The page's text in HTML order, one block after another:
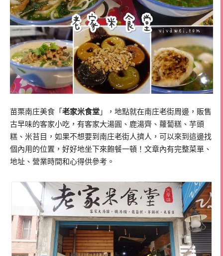
苗栗南庄美食「 老家米食堂 」，地點就在南庄老街周邊，販售
古早味的客家小吃，有客家大湯圓、鹿湯齊、蘿蔔糕、芋頭
糕、米苔目，如果不想要到南庄老街人擠人，可以來到這邊找
個內用的位置，好好地坐下來飽餐一頓！文章內有完整菜單、
地址、營業時間和心得供參考。